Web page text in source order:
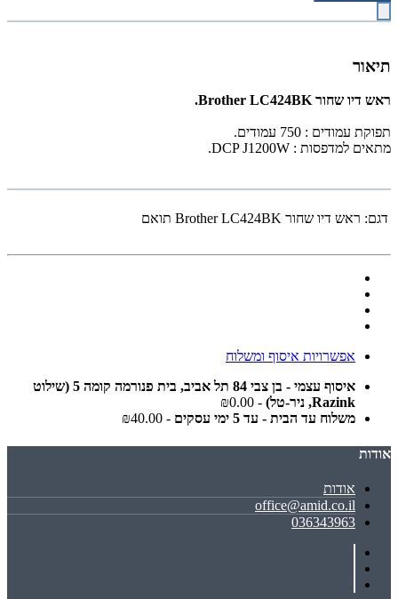
תיאור
‏ראש דיו שחור Brother LC424BK.
תפוקת עמודים : 750 עמודים.
מתאים למדפסות : DCP J1200W.
דגם: ‏ראש דיו שחור Brother LC424BK תואם
אפשרויות איסוף ומשלוח
איסוף עצמי - בן צבי 84 תל אביב, בית פנורמה קומה 5 (שילוט
Razink, ניר-טל)
- ₪0.00
משלוח עד הבית - עד 5 ימי עסקים
- ₪40.00
אודות
אודות
office@amid.co.il
036343963